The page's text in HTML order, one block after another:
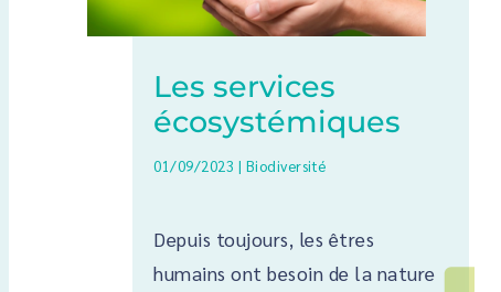
Les services
écosystémiques
01/09/2023 | Biodiversité
Depuis toujours, les êtres
humains ont besoin de la nature